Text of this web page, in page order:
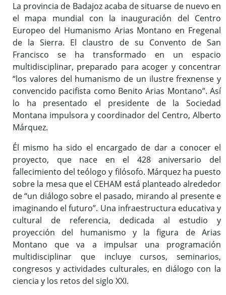
La provincia de Badajoz acaba de situarse de nuevo en
el mapa mundial con la inauguración del Centro
Europeo del Humanismo Arias Montano en Fregenal
de la Sierra. El claustro de su Convento de San
Francisco se ha transformado en un espacio
multidisciplinar, preparado para acoger y concentrar
“los valores del humanismo de un ilustre frexnense y
convencido pacifista como Benito Arias Montano”. Así
lo ha presentado el presidente de la Sociedad
Montana impulsora y coordinador del Centro, Alberto
Márquez.
Él mismo ha sido el encargado de dar a conocer el
proyecto, que nace en el 428 aniversario del
fallecimiento del teólogo y filósofo. Márquez ha puesto
sobre la mesa que el CEHAM está planteado alrededor
de “un diálogo sobre el pasado, mirando al presente e
imaginando el futuro”. Una infraestructura educativa y
cultural de referencia, dedicada al estudio y
proyección del humanismo y la figura de Arias
Montano que va a impulsar una programación
multidisciplinar que incluye cursos, seminarios,
congresos y actividades culturales, en diálogo con la
ciencia y los retos del siglo XXI.